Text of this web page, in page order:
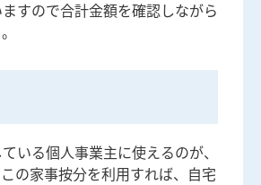
すので合計金額を確認しながら
いる個人事業主に使えるのが、
の家事按分を利用すれば、自宅